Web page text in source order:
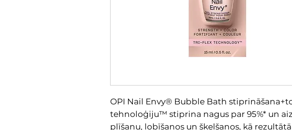
OPI Nail Envy® Bubble Bath
tehnoloģiju™ stiprina nagus par 95%* un
plīšanu, lobīšanos un šķelšanos, kā